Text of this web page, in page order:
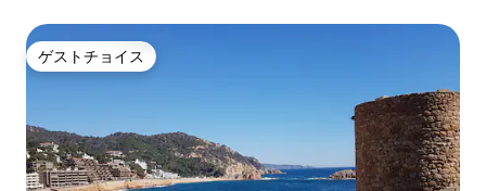
ゲストチョイス
ゲストチョイス